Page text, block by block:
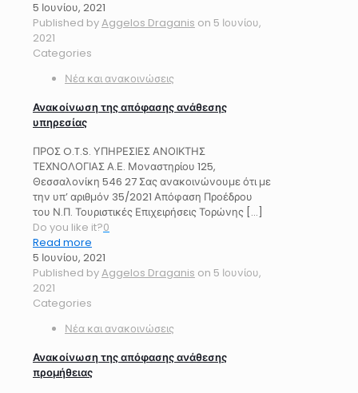
5 Ιουνίου, 2021
Published byAggelos Draganis on 5 Ιουνίου,
2021
Categories
Νέα και ανακοινώσεις
Ανακοίνωση της απόφασης ανάθεσης
υπηρεσίας
ΠΡΟΣ O.T.S. ΥΠΗΡΕΣΙΕΣ ΑΝΟΙΚΤΗΣ
ΤΕΧΝΟΛΟΓΙΑΣ Α.Ε. Μοναστηρίου 125,
Θεσσαλονίκη 546 27 Σας ανακοινώνουμε ότι με
την υπ’ αριθμόν 35/2021 Απόφαση Προέδρου
του Ν.Π. Τουριστικές Επιχειρήσεις Τορώνης […]
Do you like it?0
Read more
5 Ιουνίου, 2021
Published byAggelos Draganis on 5 Ιουνίου,
2021
Categories
Νέα και ανακοινώσεις
Ανακοίνωση της απόφασης ανάθεσης
προμήθειας